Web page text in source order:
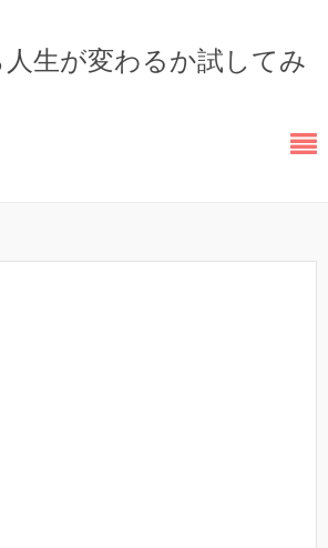
生が変わるか試してみ